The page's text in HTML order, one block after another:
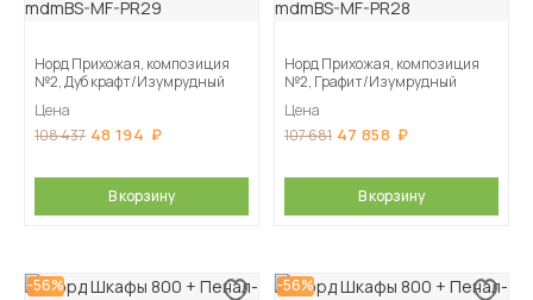
Норд Прихожая, композиция
№2, Дуб крафт/Изумрудный
Цена
108 437 48 194
В корзину
Норд Прихожая, композиция
№2, Графит/Изумрудный
Цена
107 681 47 858
В корзину
-56% -56%